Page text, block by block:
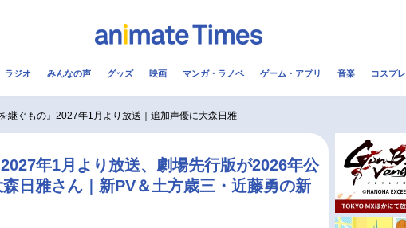
コスプレ 2.5次元 配信・Vtuber
今期アニメ曜日別一覧
ラジオ みんなの声 グッズ 映画 マンガ・ラノベ ゲーム・アプリ 音楽 コスプレ
継ぐもの』2027年1月より放送｜追加声優に大森日雅
年1月より放送、劇場先行版が2026年公
日雅さん｜新PV＆土方歳三・近藤勇の新